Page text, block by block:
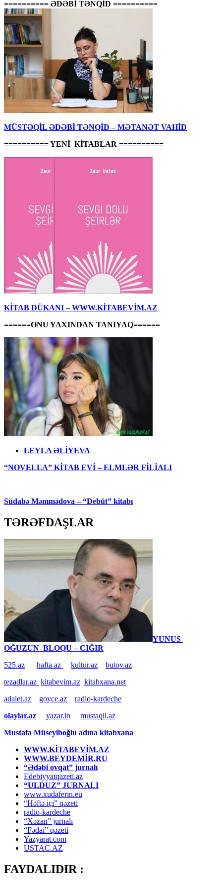
========== ƏDƏBİ TƏNQİD ==========
MÜSTƏQİL ƏDƏBİ TƏNQİD – MƏTANƏT VAHİD
========== YENİ KİTABLAR ==========
KİTAB DÜKANI – WWW.KİTABEVİM.AZ
======ONU YAXINDAN TANIYAQ======
LEYLA ƏLİYEVA
“NOVELLA” KİTAB EVİ – ELMLƏR FİLİALI
Südabə Məmmədova – “Debüt” kitabı
TƏRƏFDAŞLAR
YUNUS
OĞUZUN BLOQU – CIĞIR
525.az
hafta.az kultur.az
butov.az
tezadlar.az kitabevim.az kitabxana.net
adalet.az
goyce.az
radio-kardeche
olaylar.az
yazar.in
mustaqil.az
Mustafa Müseyiboğlu adına kitabxana
WWW.KİTABEVİM.AZ
WWW.BEYDEMİR.RU
“Ədəbi ovqat” jurnalı
Edebiyyatqazeti.az
“ULDUZ” JURNALI
www.xudaferin.eu
“Həftə içi” qəzeti
radio-kardeche
“Xəzan” jurnalı
“Fədai” qəzeti
Yazyarat.com
USTAC.AZ
FAYDALIDIR :